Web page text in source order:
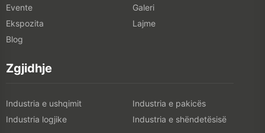
Evente
Galeri
Ekspozita
Lajme
Blog
Zgjidhje
Industria e ushqimit
Industria e pakicës
Industria logjike
Industria e shëndetësisë